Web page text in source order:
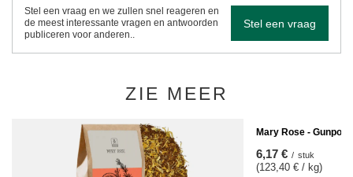
Stel een vraag en we zullen snel reageren en
de meest interessante vragen en antwoorden
publiceren voor anderen..
Stel een vraag
ZIE MEER
Mary Rose -
6,17 € / stuk
(123,40 € / kg)